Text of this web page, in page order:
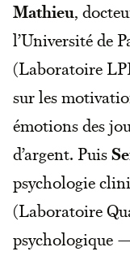
Mathieu,
l’Université de
(Laboratoire
sur les
émotions des
d’argent. Puis
psychologie
(Laboratoire
psychologique